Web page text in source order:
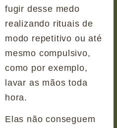
fugir desse medo
realizando rituais de
modo repetitivo ou até
mesmo compulsivo,
como por exemplo,
lavar as mãos toda
hora.
Elas não conseguem